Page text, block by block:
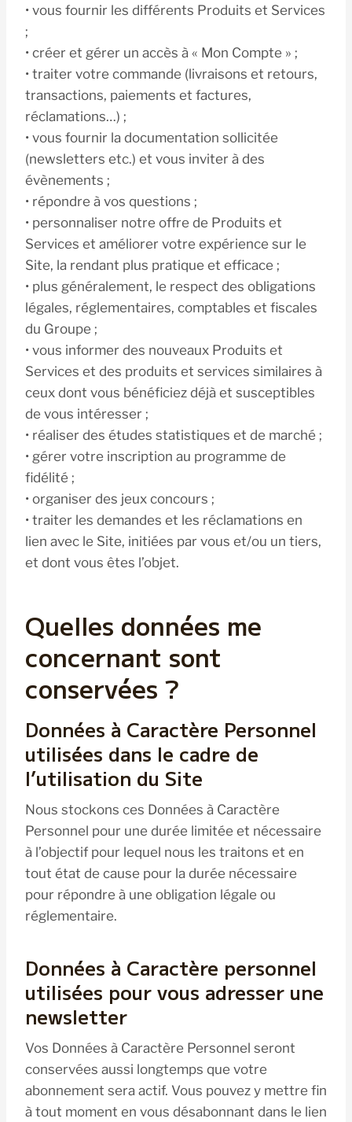
• vous fournir les différents Produits et Services
;
• créer et gérer un accès à « Mon Compte » ;
• traiter votre commande (livraisons et retours,
transactions, paiements et factures,
réclamations…) ;
• vous fournir la documentation sollicitée
(newsletters etc.) et vous inviter à des
évènements ;
• répondre à vos questions ;
• personnaliser notre offre de Produits et
Services et améliorer votre expérience sur le
Site, la rendant plus pratique et efficace ;
• plus généralement, le respect des obligations
légales, réglementaires, comptables et fiscales
du Groupe ;
• vous informer des nouveaux Produits et
Services et des produits et services similaires à
ceux dont vous bénéficiez déjà et susceptibles
de vous intéresser ;
• réaliser des études statistiques et de marché ;
• gérer votre inscription au programme de
fidélité ;
• organiser des jeux concours ;
• traiter les demandes et les réclamations en
lien avec le Site, initiées par vous et/ou un tiers,
et dont vous êtes l’objet.
Quelles données me
concernant sont
conservées ?
Données à Caractère Personnel
utilisées dans le cadre de
l’utilisation du Site
Nous stockons ces Données à Caractère
Personnel pour une durée limitée et nécessaire
à l’objectif pour lequel nous les traitons et en
tout état de cause pour la durée nécessaire
pour répondre à une obligation légale ou
réglementaire.
Données à Caractère personnel
utilisées pour vous adresser une
newsletter
Vos Données à Caractère Personnel seront
conservées aussi longtemps que votre
abonnement sera actif. Vous pouvez y mettre fin
à tout moment en vous désabonnant dans le lien